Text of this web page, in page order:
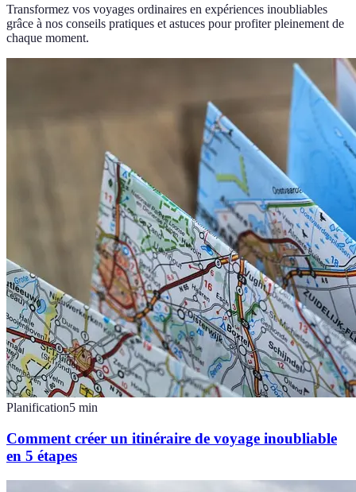
Transformez vos voyages ordinaires en expériences inoubliables
grâce à nos conseils pratiques et astuces pour profiter pleinement de
chaque moment.
Planification5 min
Comment créer un itinéraire de voyage inoubliable
en 5 étapes